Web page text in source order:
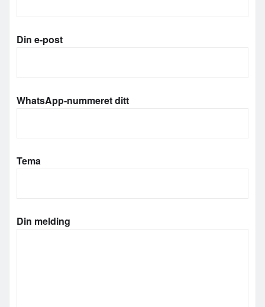
Din e-post
WhatsApp-nummeret ditt
Tema
Din melding